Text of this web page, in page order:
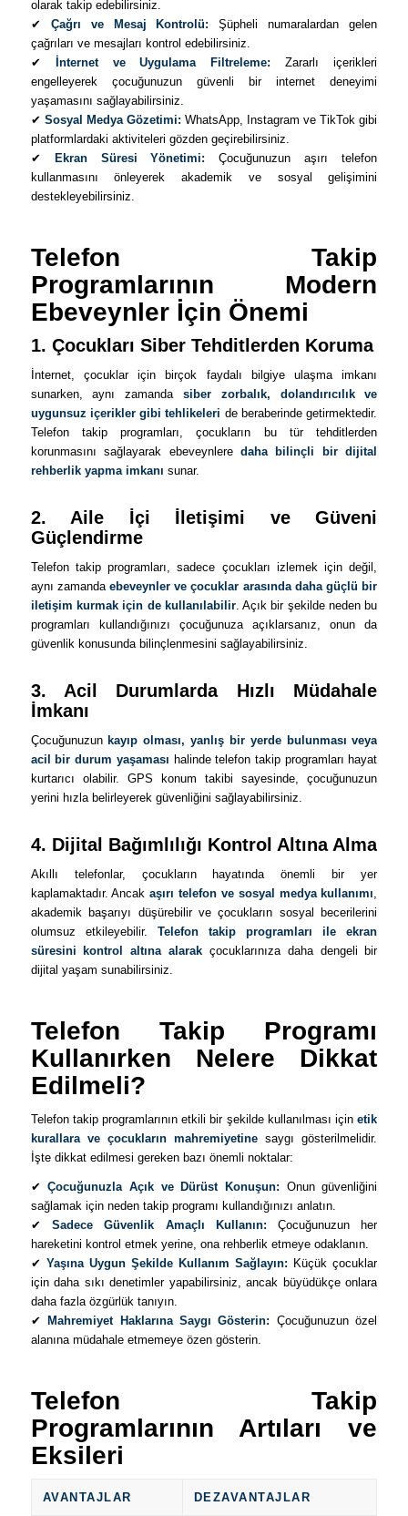
olarak takip edebilirsiniz.
✔ Çağrı ve Mesaj Kontrolü: Şüpheli numaralardan gelen
çağrıları ve mesajları kontrol edebilirsiniz.
✔
İnternet ve Uygulama Filtreleme: Zararlı içerikleri
engelleyerek çocuğunuzun güvenli bir internet deneyimi
yaşamasını sağlayabilirsiniz.
✔ Sosyal Medya Gözetimi: WhatsApp, Instagram ve TikTok gibi
platformlardaki aktiviteleri gözden geçirebilirsiniz.
✔
Ekran Süresi Yönetimi: Çocuğunuzun aşırı telefon
kullanmasını önleyerek akademik ve sosyal gelişimini
destekleyebilirsiniz.
Telefon Takip
Programlarının Modern
Ebeveynler İçin Önemi
1. Çocukları Siber Tehditlerden Koruma
İnternet, çocuklar için birçok faydalı bilgiye ulaşma imkanı
sunarken, aynı zamanda siber zorbalık, dolandırıcılık ve
uygunsuz içerikler gibi tehlikeleri de beraberinde getirmektedir.
Telefon takip programları, çocukların bu tür tehditlerden
korunmasını sağlayarak ebeveynlere daha bilinçli bir dijital
rehberlik yapma imkanı sunar.
2. Aile İçi İletişimi ve Güveni
Güçlendirme
Telefon takip programları, sadece çocukları izlemek için değil,
aynı zamandaebeveynler ve çocuklar arasında daha güçlü bir
iletişim kurmak için de kullanılabilir. Açık bir şekilde neden bu
programları kullandığınızı çocuğunuza açıklarsanız, onun da
güvenlik konusunda bilinçlenmesini sağlayabilirsiniz.
3. Acil Durumlarda Hızlı Müdahale
İmkanı
Çocuğunuzun kayıp olması, yanlış bir yerde bulunması veya
acil bir durum yaşaması halinde telefon takip programları hayat
kurtarıcı olabilir. GPS konum takibi sayesinde, çocuğunuzun
yerini hızla belirleyerek güvenliğini sağlayabilirsiniz.
4. Dijital Bağımlılığı Kontrol Altına Alma
Akıllı telefonlar, çocukların hayatında önemli bir yer
kaplamaktadır. Ancakaşırı telefon ve sosyal medya kullanımı,
akademik başarıyı düşürebilir ve çocukların sosyal becerilerini
olumsuz etkileyebilir. Telefon takip programları ile ekran
süresini kontrol altına alarak çocuklarınıza daha dengeli bir
dijital yaşam sunabilirsiniz.
Telefon Takip Programı
Kullanırken Nelere Dikkat
Edilmeli?
Telefon takip programlarının etkili bir şekilde kullanılması içinetik
kurallara ve çocukların mahremiyetine saygı gösterilmelidir.
İşte dikkat edilmesi gereken bazı önemli noktalar:
✔Çocuğunuzla Açık ve Dürüst Konuşun: Onun güvenliğini
sağlamak için neden takip programı kullandığınızı anlatın.
✔ Sadece Güvenlik Amaçlı Kullanın: Çocuğunuzun her
hareketini kontrol etmek yerine, ona rehberlik etmeye odaklanın.
✔ Yaşına Uygun Şekilde Kullanım Sağlayın: Küçük çocuklar
için daha sıkı denetimler yapabilirsiniz, ancak büyüdükçe onlara
daha fazla özgürlük tanıyın.
✔
Mahremiyet Haklarına Saygı Gösterin: Çocuğunuzun özel
alanına müdahale etmemeye özen gösterin.
Telefon Takip
Programlarının Artıları ve
Eksileri
AVANTAJLAR DEZAVANTAJLAR